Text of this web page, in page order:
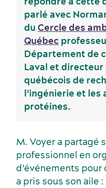
Activités et
Salles de réunion
parlé avec
du Cercle des
Québec
Département de
Laval et directeur
québécois de
l’ingénierie et
protéines.
M. Voyer a partagé
professionnel en
d’événements pour
a pris sous son aile :